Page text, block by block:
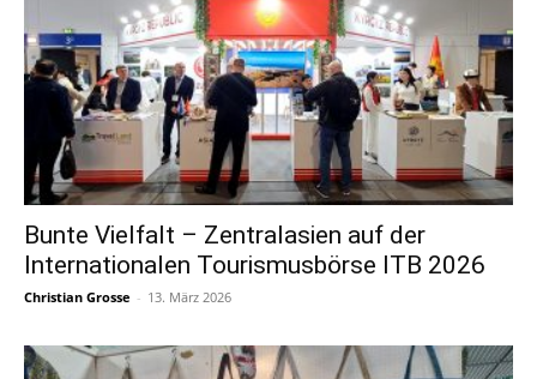
Bunte Vielfalt – Zentralasien auf der
Internationalen Tourismusbörse ITB 2026
Christian Grosse - 13. März 2026